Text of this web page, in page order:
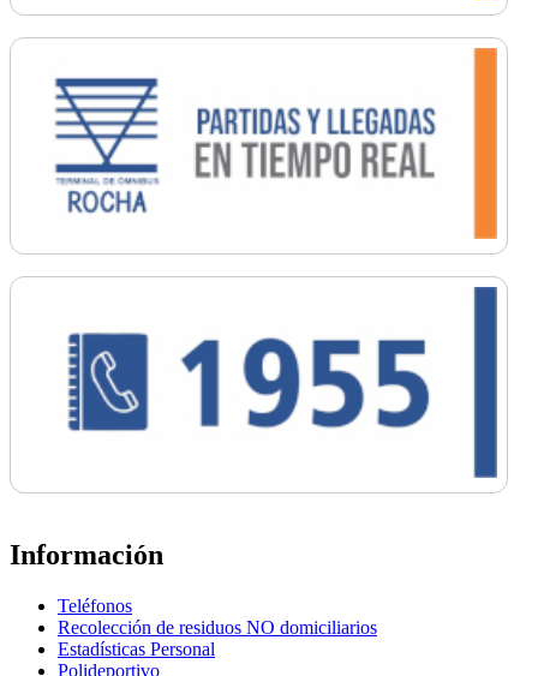
Información
Teléfonos
Recolección de residuos NO domiciliarios
Estadísticas Personal
Polideportivo